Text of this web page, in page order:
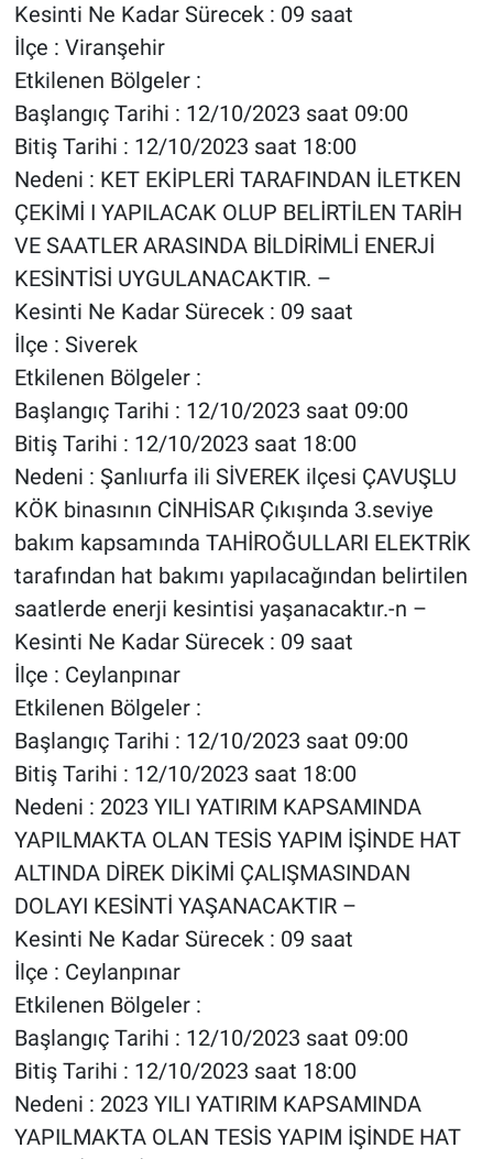
Kesinti Ne Kadar Sürecek : 09 saat
İlçe : Viranşehir
Etkilenen Bölgeler :
Başlangıç Tarihi : 12/10/2023 saat 09:00
Bitiş Tarihi : 12/10/2023 saat 18:00
Nedeni : KET EKİPLERİ TARAFINDAN İLETKEN
ÇEKİMİ I YAPILACAK OLUP BELİRTİLEN TARİH
VE SAATLER ARASINDA BİLDİRİMLİ ENERJİ
KESİNTİSİ UYGULANACAKTIR. –
Kesinti Ne Kadar Sürecek : 09 saat
İlçe : Siverek
Etkilenen Bölgeler :
Başlangıç Tarihi : 12/10/2023 saat 09:00
Bitiş Tarihi : 12/10/2023 saat 18:00
Nedeni : Şanlıurfa ili SİVEREK ilçesi ÇAVUŞLU
KÖK binasının CİNHİSAR Çıkışında 3.seviye
bakım kapsamında TAHİROĞULLARI ELEKTRİK
tarafından hat bakımı yapılacağından belirtilen
saatlerde enerji kesintisi yaşanacaktır.-n –
Kesinti Ne Kadar Sürecek : 09 saat
İlçe : Ceylanpınar
Etkilenen Bölgeler :
Başlangıç Tarihi : 12/10/2023 saat 09:00
Bitiş Tarihi : 12/10/2023 saat 18:00
Nedeni : 2023 YILI YATIRIM KAPSAMINDA
YAPILMAKTA OLAN TESİS YAPIM İŞİNDE HAT
ALTINDA DİREK DİKİMİ ÇALIŞMASINDAN
DOLAYI KESİNTİ YAŞANACAKTIR –
Kesinti Ne Kadar Sürecek : 09 saat
İlçe : Ceylanpınar
Etkilenen Bölgeler :
Başlangıç Tarihi : 12/10/2023 saat 09:00
Bitiş Tarihi : 12/10/2023 saat 18:00
Nedeni : 2023 YILI YATIRIM KAPSAMINDA
YAPILMAKTA OLAN TESİS YAPIM İŞİNDE HAT